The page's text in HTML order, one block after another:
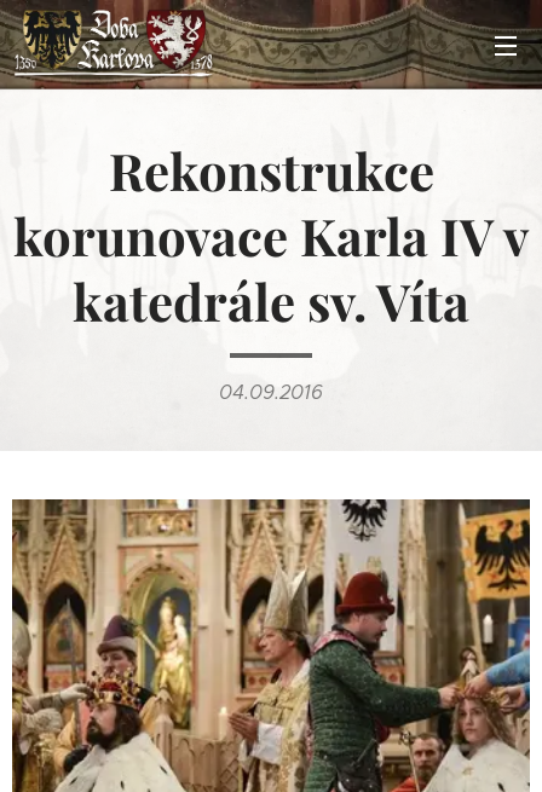
Rekonstrukce
korunovace Karla IV v
katedrále sv. Víta
04.09.2016